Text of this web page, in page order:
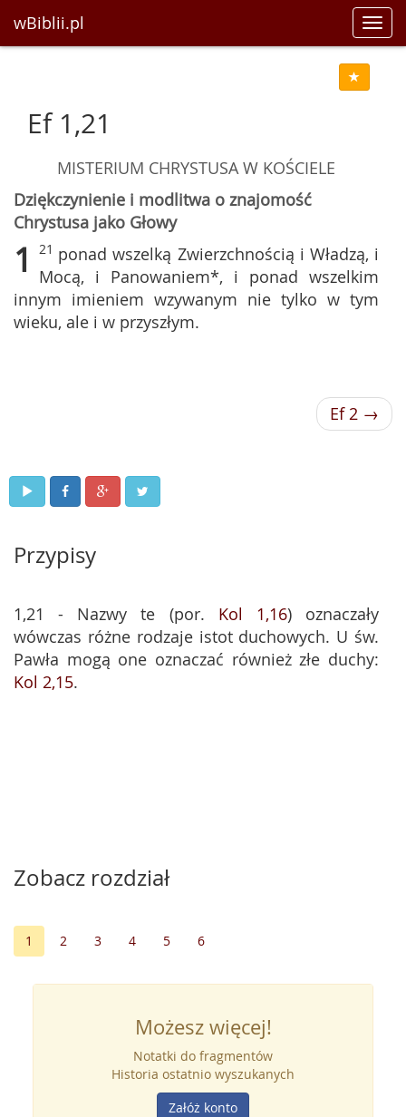
wBiblii.pl
Ef 1,21
MISTERIUM CHRYSTUSA W KOŚCIELE
Dziękczynienie i modlitwa o znajomość
Chrystusa jako Głowy
1 21 ponad wszelką Zwierzchnością i Władzą, i
Mocą, i Panowaniem*, i ponad wszelkim
innym imieniem wzywanym nie tylko w tym
wieku, ale i w przyszłym.
Ef 2 →
Przypisy
1,21 - Nazwy te (por. Kol 1,16) oznaczały
wówczas różne rodzaje istot duchowych. U św.
Pawła mogą one oznaczać również złe duchy:
Kol 2,15.
Zobacz rozdział
1 2 3 4 5 6
Możesz więcej!
Notatki do fragmentów
Historia ostatnio wyszukanych
Załóż konto